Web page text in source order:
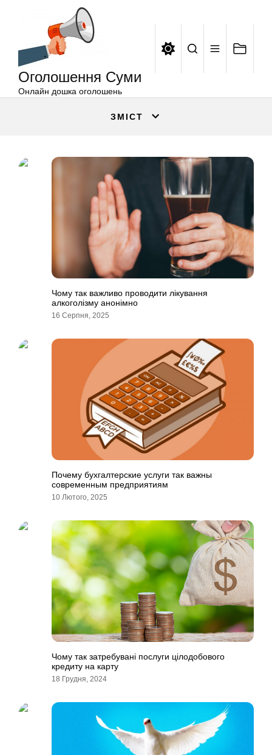
Оголошення Суми
Онлайн дошка оголошень
ЗМІСТ
Чому так важливо проводити лікування
алкоголізму анонімно
16 Серпня, 2025
Почему бухгалтерские услуги так важны
современным предприятиям
10 Лютого, 2025
Чому так затребувані послуги цілодобового
кредиту на карту
18 Грудня, 2024